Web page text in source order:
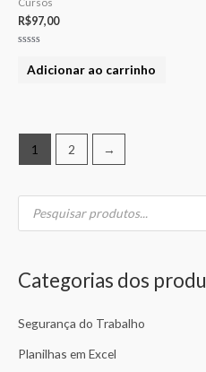
P
q
s
a
r
o
u
t
Categorias dos
Segurança do Trabalho
Planilhas em Excel
Cursos
R$97,00
deAdicionar ao carrinho
1 2 →